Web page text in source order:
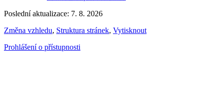
Poslední aktualizace: 7. 8. 2026
Změna vzhledu, Struktura stránek, Vytisknout
Prohlášení o přístupnosti